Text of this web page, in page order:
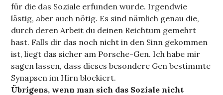
für die das Soziale erfunden wurde. Irgendwie
lästig, aber auch nötig. Es sind nämlich genau die,
durch deren Arbeit du deinen Reichtum gemehrt
hast. Falls dir das noch nicht in den Sinn gekommen
ist, liegt das sicher am Porsche-Gen. Ich habe mir
sagen lassen, dass dieses besondere Gen bestimmte
Synapsen im Hirn blockiert.
Übrigens, wenn man sich das Soziale nicht